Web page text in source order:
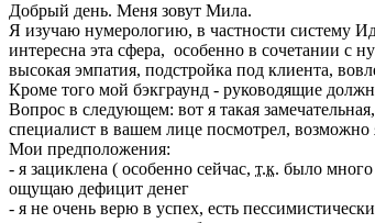
Добрый день. Меня зовут Мила.
Я изучаю нумерологию, в частности систему
интересна эта сфера, особенно в сочетании с
высокая эмпатия, подстройка под клиента,
Кроме того мой бэкграунд - руководящие
Вопрос в следующем: вот я такая
специалист в вашем лице посмотрел,
Мои предположения:
- я зациклена ( особенно сейчас, т.к. было много
ощущаю дефицит денег
- я не очень верю в успех, есть